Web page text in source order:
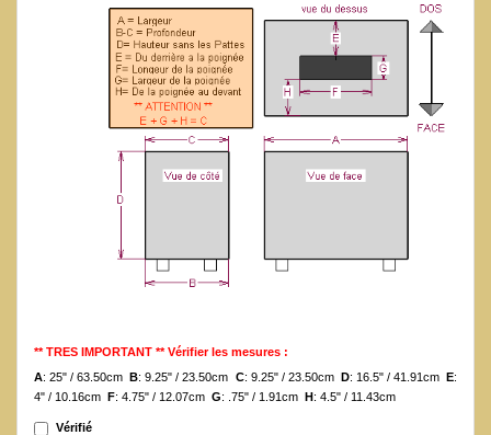
** TRES IMPORTANT ** Vérifier les mesures :
A: 25" / 63.50cmB: 9.25" / 23.50cm C: 9.25" / 23.50cm D: 16.5" / 41.91cm E:
4" / 10.16cm F: 4.75" / 12.07cm G: .75" / 1.91cm H: 4.5" / 11.43cm
Vérifié